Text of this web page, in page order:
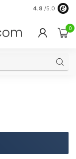
4.8 /5.0
0